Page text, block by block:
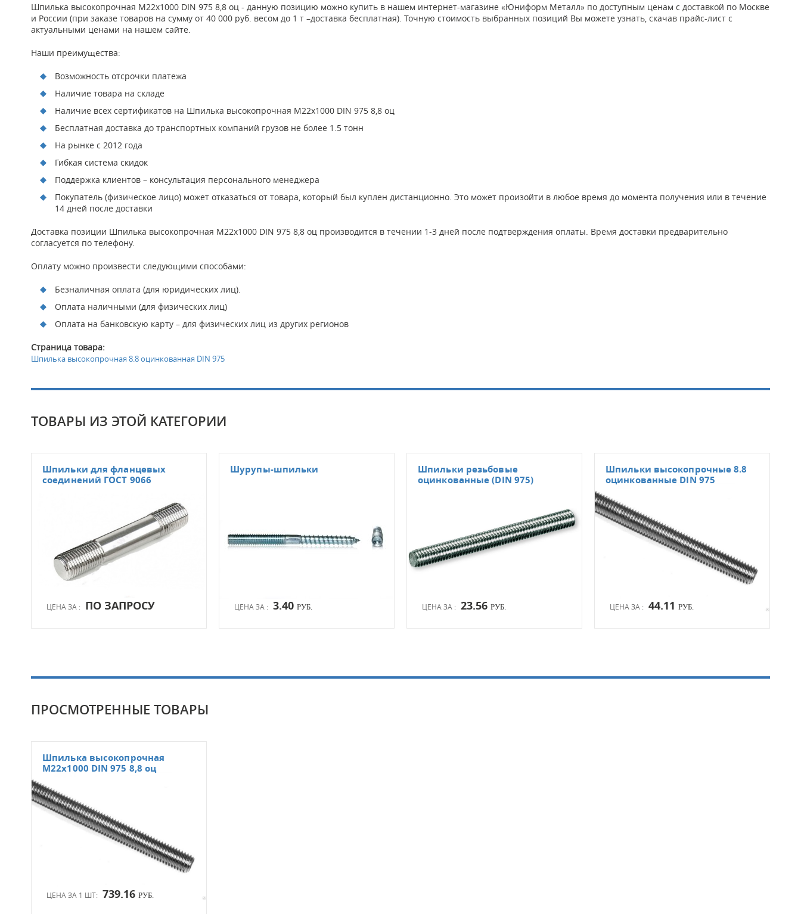
Шпилька высокопрочная М22х1000 DIN 975 8,8 оц - данную позицию можно купить в нашем интернет-магазине «Юниформ Металл» по доступным ценам с доставкой по Москве
и России (при заказе товаров на сумму от 40 000 руб. весом до 1 т –доставка бесплатная). Точную стоимость выбранных позиций Вы можете узнать, скачав прайс-лист с
актуальными ценами на нашем сайте.
Наши преимущества:
Возможность отсрочки платежа
Наличие товара на складе
Наличие всех сертификатов на Шпилька высокопрочная М22х1000 DIN 975 8,8 оц
Бесплатная доставка до транспортных компаний грузов не более 1.5 тонн
На рынке с 2012 года
Гибкая система скидок
Поддержка клиентов – консультация персонального менеджера
Покупатель (физическое лицо) может отказаться от товара, который был куплен дистанционно. Это может произойти в любое время до момента получения или в течение
14 дней после доставки
Доставка позиции Шпилька высокопрочная М22х1000 DIN 975 8,8 оц производится в течении 1-3 дней после подтверждения оплаты. Время доставки предварительно
согласуется по телефону.
Оплату можно произвести следующими способами:
Безналичная оплата (для юридических лиц).
Оплата наличными (для физических лиц)
Оплата на банковскую карту – для физических лиц из других регионов
Страница товара:
Шпилька высокопрочная 8.8 оцинкованная DIN 975
ТОВАРЫ ИЗ ЭТОЙ КАТЕГОРИИ
ЦЕНА ЗА : ПО ЗАПРОСУ
Шпильки для фланцевых
соединений ГОСТ 9066
ЦЕНА ЗА : 3.40 РУБ.
Шурупы-шпильки
ЦЕНА ЗА : 23.56 РУБ.
Шпильки резьбовые
оцинкованные (DIN 975)
ЦЕНА ЗА : 44.11 РУБ.
Шпильки высокопрочные 8.8
оцинкованные DIN 975
ПРОСМОТРЕННЫЕ ТОВАРЫ
ЦЕНА ЗА 1 ШТ: 739.16 РУБ.
Шпилька высокопрочная
М22х1000 DIN 975 8,8 оц